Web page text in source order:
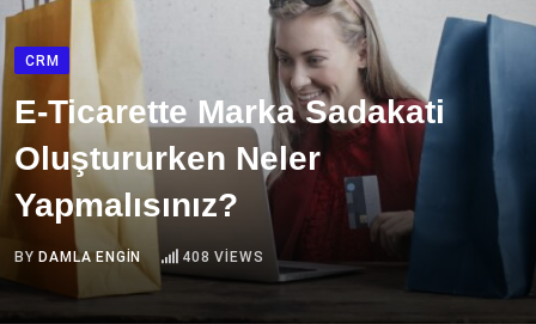
CRM
E-Ticarette Marka Sadakati
Oluştururken Neler
Yapmalısınız?
BY DAMLA ENGIN 408 VIEWS